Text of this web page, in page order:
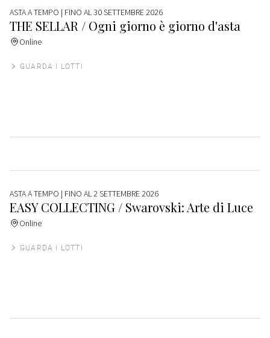
ASTA A TEMPO | FINO AL 30 SETTEMBRE 2026
THE SELLAR / Ogni giorno è giorno d'asta
Online
GUARDA I LOTTI
ASTA A TEMPO | FINO AL 2 SETTEMBRE 2026
EASY COLLECTING / Swarovski: Arte di Luce
Online
GUARDA I LOTTI